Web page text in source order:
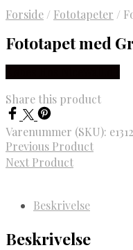
Forside / Fototapeter /
Fototapet med
Share this product
Varenummer (SKU):
Previous Product
Next Product
Beskrivelse
Beskrivelse